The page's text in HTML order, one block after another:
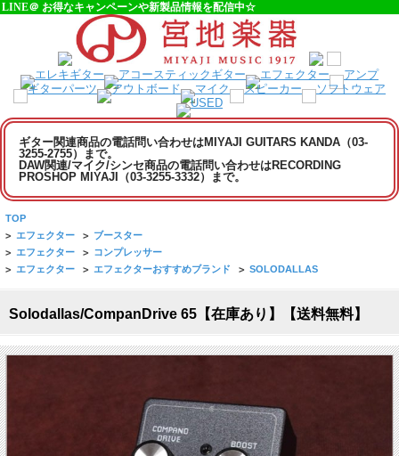
LINE＠ お得なキャンペーンや新製品情報を配信中☆
ギター関連商品の電話問い合わせはMIYAJI GUITARS KANDA（03-
3255-2755）まで。
DAW関連/マイク/シンセ商品の電話問い合わせはRECORDING
PROSHOP MIYAJI（03-3255-3332）まで。
TOP
> エフェクター > ブースター
> エフェクター > コンプレッサー
> エフェクター > エフェクターおすすめブランド > SOLODALLAS
Solodallas/CompanDrive 65【在庫あり】【送料無料】